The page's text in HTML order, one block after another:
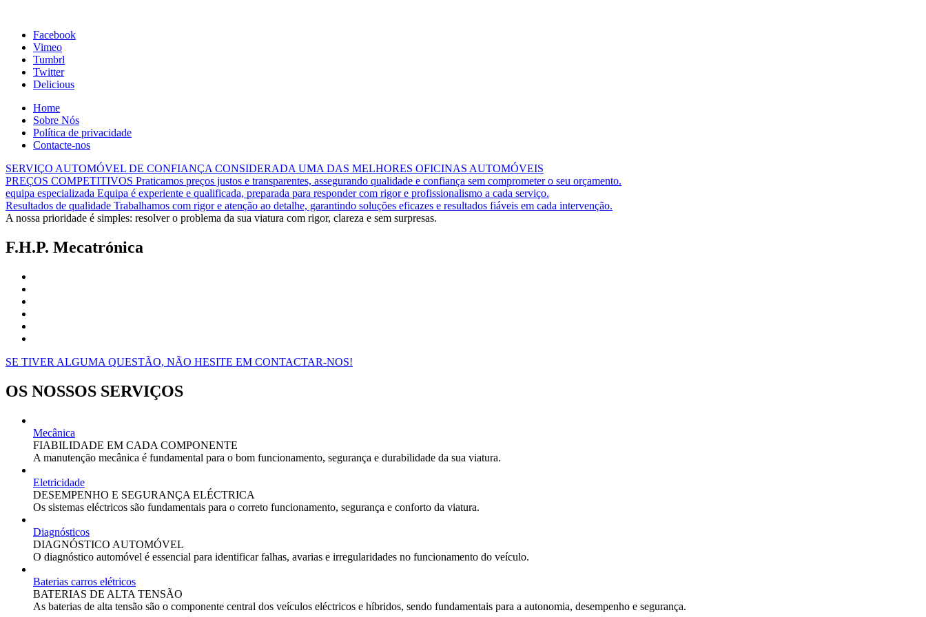
Facebook
Vimeo
Tumbrl
Twitter
Delicious
Home
Sobre Nós
Política de privacidade
Contacte-nos
SERVIÇO AUTOMÓVEL DE CONFIANÇA CONSIDERADA UMA DAS MELHORES OFICINAS AUTOMÓVEIS
PREÇOS COMPETITIVOS Praticamos preços justos e transparentes, assegurando qualidade e confiança sem comprometer o seu orçamento.
equipa especializada Equipa é experiente e qualificada, preparada para responder com rigor e profissionalismo a cada serviço.
Resultados de qualidade Trabalhamos com rigor e atenção ao detalhe, garantindo soluções eficazes e resultados fiáveis em cada intervenção.
A nossa prioridade é simples: resolver o problema da sua viatura com rigor, clareza e sem surpresas.
F.H.P. Mecatrónica
SE TIVER ALGUMA QUESTÃO, NÃO HESITE EM CONTACTAR-NOS!
OS NOSSOS SERVIÇOS
Mecânica
FIABILIDADE EM CADA COMPONENTE
A manutenção mecânica é fundamental para o bom funcionamento, segurança e durabilidade da sua viatura.
Eletricidade
DESEMPENHO E SEGURANÇA ELÉCTRICA
Os sistemas eléctricos são fundamentais para o correto funcionamento, segurança e conforto da viatura.
Diagnósticos
DIAGNÓSTICO AUTOMÓVEL
O diagnóstico automóvel é essencial para identificar falhas, avarias e irregularidades no funcionamento do veículo.
Baterias carros elétricos
BATERIAS DE ALTA TENSÃO
As baterias de alta tensão são o componente central dos veículos eléctricos e híbridos, sendo fundamentais para a autonomia, desempenho e segurança.